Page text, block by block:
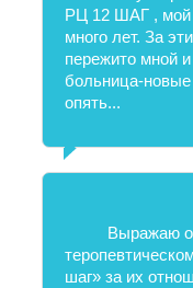
РЦ 12 ШАГ , мой
много лет. За
пережито мной
больница-
опять...
Выражаю
шаг» за их